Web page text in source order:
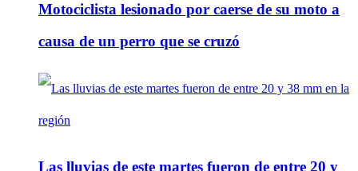
Motociclista lesionado por caerse de su moto a
causa de un perro que se cruzó
Las lluvias de este martes fueron de entre 20 y